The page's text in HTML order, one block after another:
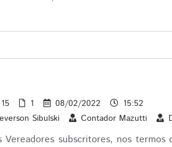
15 1 08/02/2022
15:52
Sibulski
Contador Mazutti
subscritores, nos termos